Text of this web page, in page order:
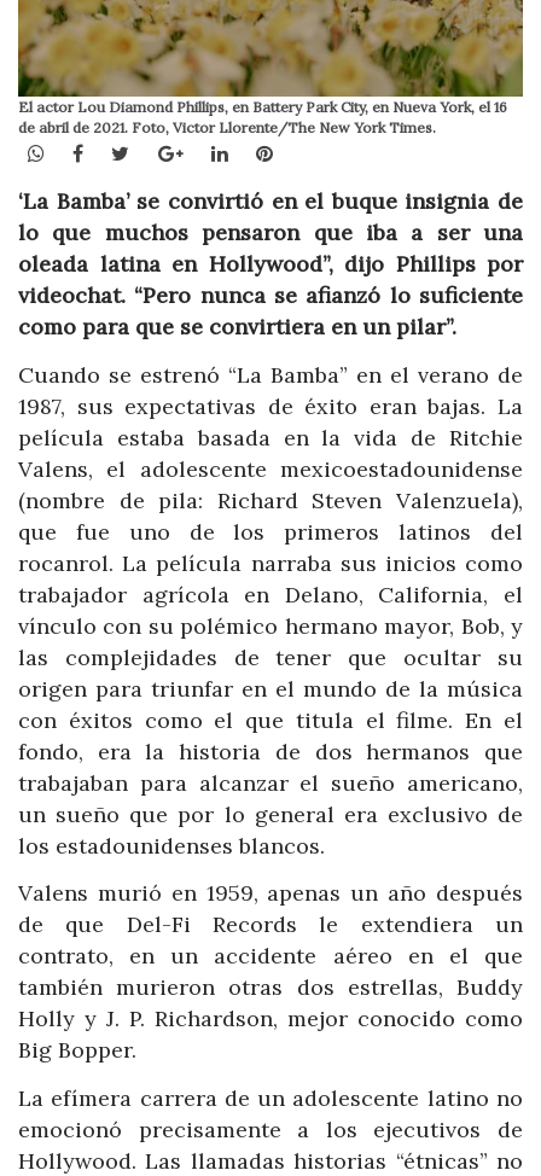
El actor Lou Diamond Phillips, en Battery Park City, en Nueva York, el 16
de abril de 2021. Foto, Victor Llorente/The New York Times.
WhatsApp
Facebook
TwitterGoogle+LinkedInPinterest
‘La Bamba’ se convirtió en el buque insignia de
lo que muchos pensaron que iba a ser una
oleada latina en Hollywood”, dijo Phillips por
videochat. “Pero nunca se afianzó lo suficiente
como para que se convirtiera en un pilar”.
Cuando se estrenó “La Bamba” en el verano de
1987, sus expectativas de éxito eran bajas. La
película estaba basada en la vida de Ritchie
Valens, el adolescente mexicoestadounidense
(nombre de pila: Richard Steven Valenzuela),
que fue uno de los primeros latinos del
rocanrol. La película narraba sus inicios como
trabajador agrícola en Delano, California, el
vínculo con su polémico hermano mayor, Bob, y
las complejidades de tener que ocultar su
origen para triunfar en el mundo de la música
con éxitos como el que titula el filme. En el
fondo, era la historia de dos hermanos que
trabajaban para alcanzar el sueño americano,
un sueño que por lo general era exclusivo de
los estadounidenses blancos.
Valens murió en 1959, apenas un año después
de que Del-Fi Records le extendiera un
contrato, en un accidente aéreo en el que
también murieron otras dos estrellas, Buddy
Holly y J. P. Richardson, mejor conocido como
Big Bopper.
La efímera carrera de un adolescente latino no
emocionó precisamente a los ejecutivos de
Hollywood. Las llamadas historias “étnicas” no